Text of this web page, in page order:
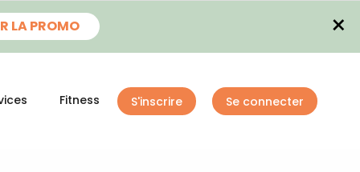
LA PROMO ×
Fitness S'inscrire Se connecter